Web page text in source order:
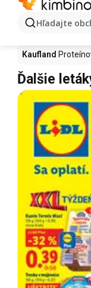
Hľadajte
Proteínový
Tesco
Kaufland
Ďalšie